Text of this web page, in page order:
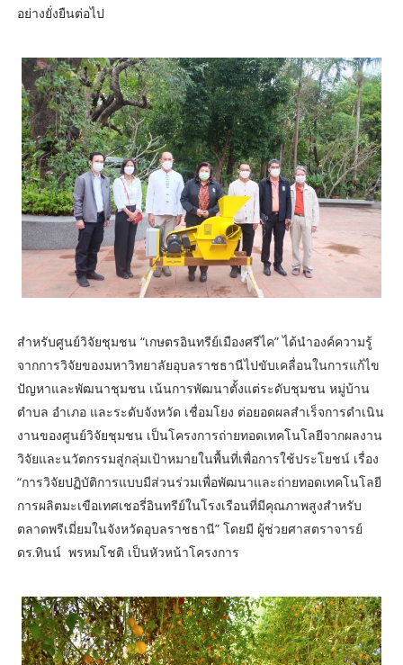
อย่างยั่งยืนต่อไป
สำหรับศูนย์วิจัยชุมชน “เกษตรอินทรีย์เมืองศรีไค” ได้นำองค์ความรู้
จากการวิจัยของมหาวิทยาลัยอุบลราชธานีไปขับเคลื่อนในการแก้ไข
ปัญหาและพัฒนาชุมชน เน้นการพัฒนาตั้งแต่ระดับชุมชน หมู่บ้าน
ตำบล อำเภอ และระดับจังหวัด เชื่อมโยง ต่อยอดผลสำเร็จการดำเนิน
งานของศูนย์วิจัยชุมชน เป็นโครงการถ่ายทอดเทคโนโลยีจากผลงาน
วิจัยและนวัตกรรมสู่กลุ่มเป้าหมายในพื้นที่เพื่อการใช้ประโยชน์ เรื่อง
“การวิจัยปฏิบัติการแบบมีส่วนร่วมเพื่อพัฒนาและถ่ายทอดเทคโนโลยี
การผลิตมะเขือเทศเชอรี่อินทรีย์ในโรงเรือนที่มีคุณภาพสูงสำหรับ
ตลาดพรีเมี่ยมในจังหวัดอุบลราชธานี” โดยมี ผู้ช่วยศาสตราจารย์
ดร.ทินน์ พรหมโชติ เป็นหัวหน้าโครงการ